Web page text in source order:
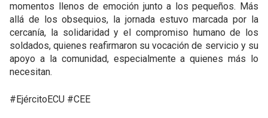
momentos llenos de emoción junto a los pequeños. Más
allá de los obsequios, la jornada estuvo marcada por la
cercanía, la solidaridad y el compromiso humano de los
soldados, quienes reafirmaron su vocación de servicio y su
apoyo a la comunidad, especialmente a quienes más lo
necesitan.
#EjércitoECU #CEE